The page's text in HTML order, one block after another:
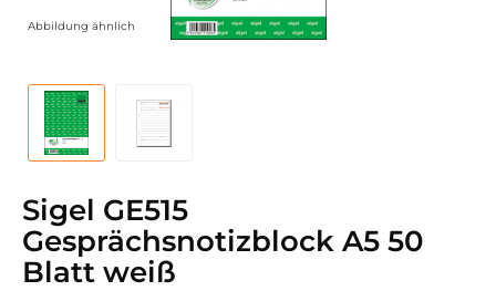
Abbildung ähnlich
Sigel GE515
Gesprächsnotizblock A5 50
Blatt weiß